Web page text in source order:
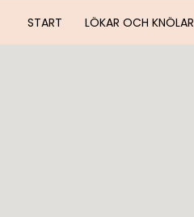
START LÖKAR OCH KNÖLAR